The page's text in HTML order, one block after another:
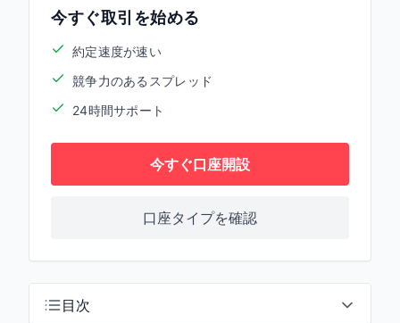
今すぐ取引を始める
約定速度が速い
競争力のあるスプレッド
24時間サポート
今すぐ口座開設
口座タイプを確認
目次